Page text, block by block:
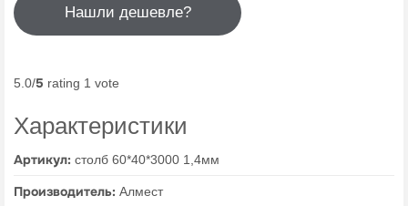
Нашли дешевле?
5.0/5 rating 1 vote
Характеристики
Артикул: столб 60*40*3000 1,4мм
Производитель: Алмест